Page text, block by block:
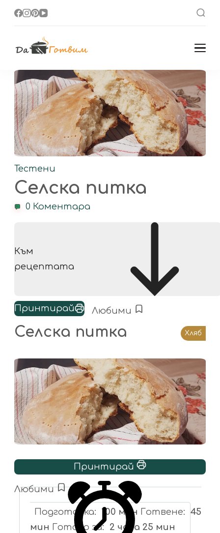
Рецепти
Тестени
Селска питка
0 Коментара
Към
рецептата
Принтирай Любими
Селска питка Хляб
Принтирай
Любими
Подготовка 100 мин Готвене
45
мин Готово за 2 часа 25 мин